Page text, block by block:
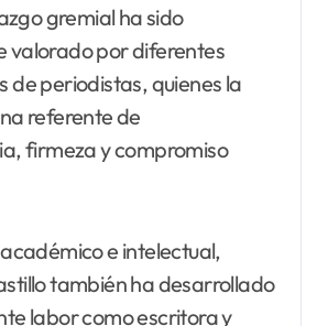
gremial ha sido
valorado por diferentes
de periodistas, quienes la
referente de
firmeza y compromiso
e intelectual,
también ha desarrollado
labor como escritora y